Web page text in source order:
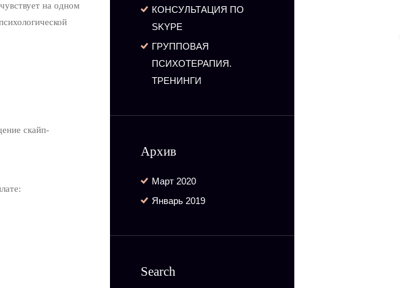
на одном
скайп-
КОНСУЛЬТАЦИЯ ПО
SKYPE
ГРУППОВАЯ
ПСИХОТЕРАПИЯ.
ТРЕНИНГИ
Архив
Март 2020
Январь 2019
Search